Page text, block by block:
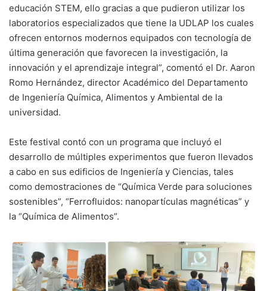
educación STEM, ello gracias a que pudieron utilizar los
laboratorios especializados que tiene la UDLAP los cuales
ofrecen entornos modernos equipados con tecnología de
última generación que favorecen la investigación, la
innovación y el aprendizaje integral”, comentó el Dr. Aaron
Romo Hernández, director Académico del Departamento
de Ingeniería Química, Alimentos y Ambiental de la
universidad.
Este festival contó con un programa que incluyó el
desarrollo de múltiples experimentos que fueron llevados
a cabo en sus edificios de Ingeniería y Ciencias, tales
como demostraciones de “Química Verde para soluciones
sostenibles”, “Ferrofluidos: nanopartículas magnéticas” y
la “Química de Alimentos”.